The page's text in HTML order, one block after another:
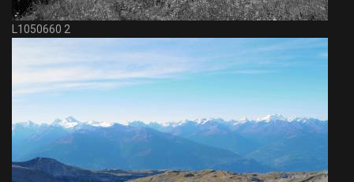
L1050660 2